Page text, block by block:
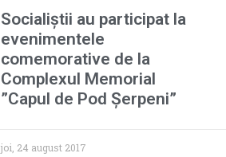
Socialiștii au participat la
evenimentele
comemorative de la
Complexul Memorial
”Capul de Pod Șerpeni”
joi, 24 august 2017